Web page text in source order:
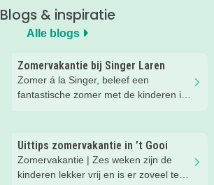
Blogs & inspiratie
Alle blogs
Zomervakantie bij Singer Laren
Zomer á la Singer, beleef een
fantastische zomer met de kinderen in
Uittips zomervakantie in ’t Gooi
Zomervakantie | Zes weken zijn de
kinderen lekker vrij en is er zoveel te